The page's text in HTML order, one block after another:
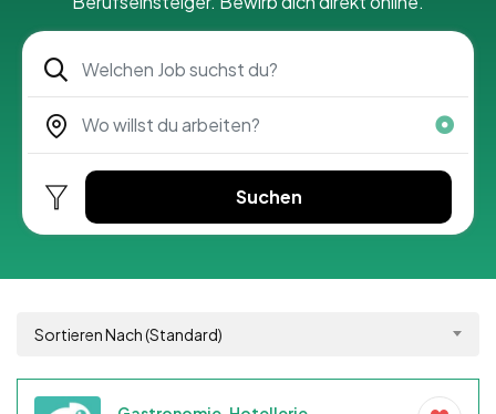
Suchen
Sortieren Nach (Standard)